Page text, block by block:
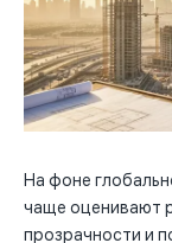
На фоне
чаще оценивают
прозрачности и